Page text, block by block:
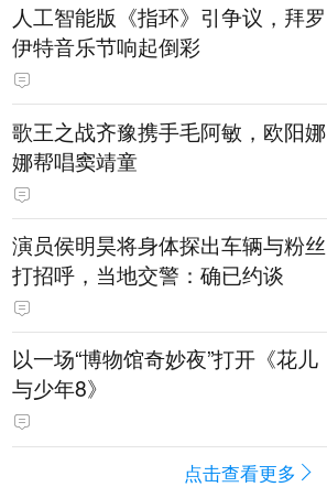
人工智能版《指环》引争议，拜罗
伊特音乐节响起倒彩
歌王之战齐豫携手毛阿敏，欧阳娜
娜帮唱窦靖童
演员侯明昊将身体探出车辆与粉丝
打招呼，当地交警：确已约谈
以一场“博物馆奇妙夜”打开《花儿
与少年8》
点击查看更多